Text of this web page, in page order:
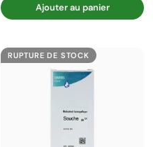
Ajouter au panier
RUPTURE DE STOCK